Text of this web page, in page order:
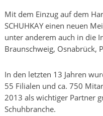
Mit dem Einzug auf dem
SCHUHKAY einen neuen
unter anderem auch in die
Braunschweig, Osnabrück,
In den letzten 13 Jahren
55 Filialen und ca. 750
2013 als wichtiger Partner
Schuhbranche.